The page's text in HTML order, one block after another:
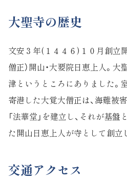
大聖寺の歴史
文安３年(１４４６)１０月創立
僧正）開山・大要院日恵上人。
津というところにありました。
寄港した大覚大僧正は、海難被
「法華堂」を建立し、それが基
た開山日恵上人が寺として創立
交通アクセス